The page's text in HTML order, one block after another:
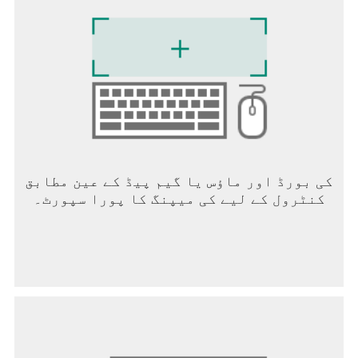
کی بورڈ اور ماؤس یا گیم پیڈ کے عین مطابق
کنٹرول کے لیے کی میپنگ کا پورا سپورٹ۔